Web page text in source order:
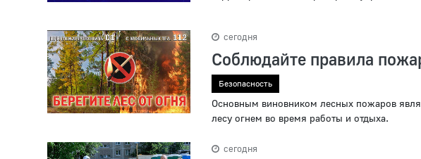
сегодня
Соблюдайте правила
Безопасность
Основным виновником лесных пожаров
лесу огнем во время работы и отдыха.
сегодня